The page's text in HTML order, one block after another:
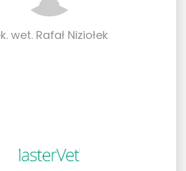
wet. Rafał Niziołek